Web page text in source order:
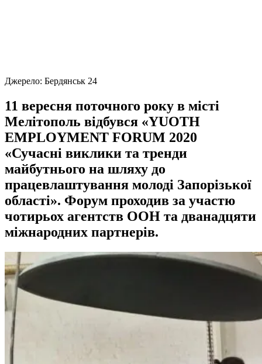
Джерело: Бердянськ 24
11 вересня поточного року в місті
Мелітополь відбувся «YUOTH
EMPLOYMENT FORUM 2020
«Сучасні виклики та тренди
майбутнього на шляху до
працевлаштування молоді Запорізької
області». Форум проходив за участю
чотирьох агентств ООН та дванадцяти
міжнародних партнерів.